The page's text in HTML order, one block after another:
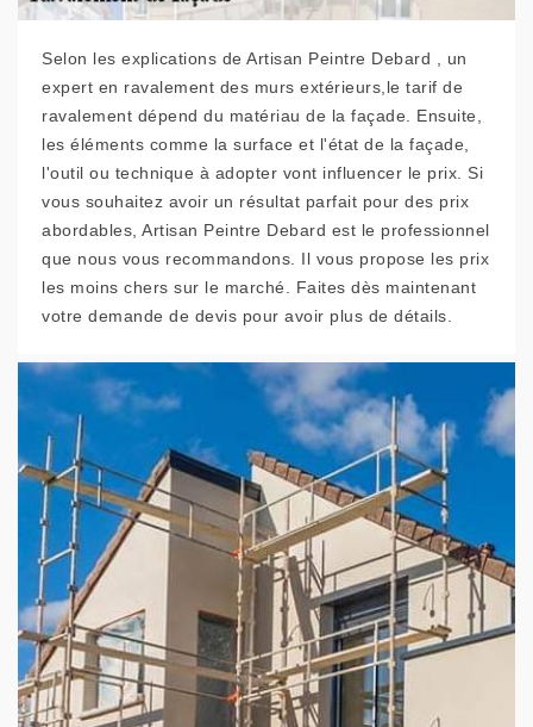
Selon les explications de Artisan Peintre Debard , un
expert en ravalement des murs extérieurs,le tarif de
ravalement dépend du matériau de la façade. Ensuite,
les éléments comme la surface et l'état de la façade,
l'outil ou technique à adopter vont influencer le prix. Si
vous souhaitez avoir un résultat parfait pour des prix
abordables, Artisan Peintre Debard est le professionnel
que nous vous recommandons. Il vous propose les prix
les moins chers sur le marché. Faites dès maintenant
votre demande de devis pour avoir plus de détails.